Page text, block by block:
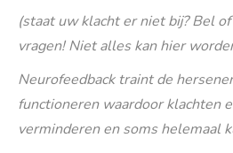
(staat uw klacht er niet bij? Bel
vragen! Niet alles kan hier
Neurofeedback traint de
functioneren waardoor klachten
verminderen en soms helemaal